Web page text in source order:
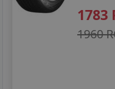
1783
1960